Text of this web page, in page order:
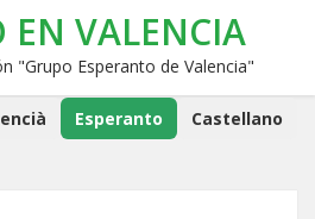
EN VALENCIA
"Grupo Esperanto de Valencia"
Esperanto Castellano